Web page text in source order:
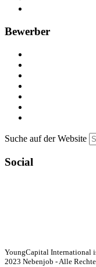
Bewerber
Suche auf der Website
Social
YoungCapital International
2023 Nebenjob - Alle